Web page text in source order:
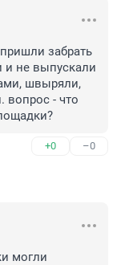
забрать
и не выпускали
швыряли,
вопрос - что
+0 –0
могли